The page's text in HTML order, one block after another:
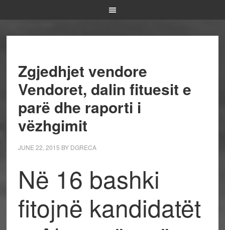
Zgjedhjet vendore
Vendoret, dalin fituesit e
parë dhe raporti i
vëzhgimit
JUNE 22, 2015 BY DGRECA
Në 16 bashki
fitojnë kandidatët